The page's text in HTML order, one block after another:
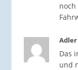
Adler
Das
und